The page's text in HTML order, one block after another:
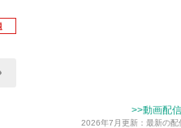
>>動画配
2026年7月更新：最新の配